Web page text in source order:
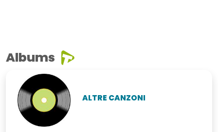
Albums
ALTRE CANZONI